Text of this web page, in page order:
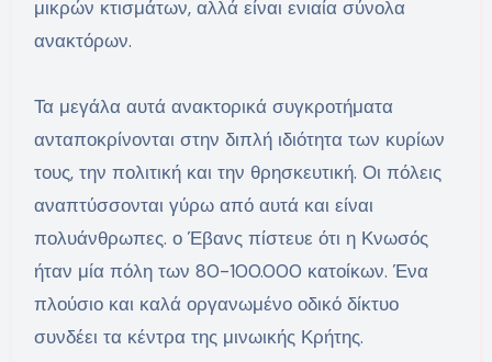
μικρών κτισμάτων, αλλά είναι ενιαία σύνολα
ανακτόρων.
Τα μεγάλα αυτά ανακτορικά συγκροτήματα
ανταποκρίνονται στην διπλή ιδιότητα των κυρίων
τους, την πολιτική και την θρησκευτική. Οι πόλεις
αναπτύσσονται γύρω από αυτά και είναι
πολυάνθρωπες. ο Έβανς πίστευε ότι η Κνωσός
ήταν μία πόλη των 80-100.000 κατοίκων. Ένα
πλούσιο και καλά οργανωμένο οδικό δίκτυο
συνδέει τα κέντρα της μινωικής Κρήτης.